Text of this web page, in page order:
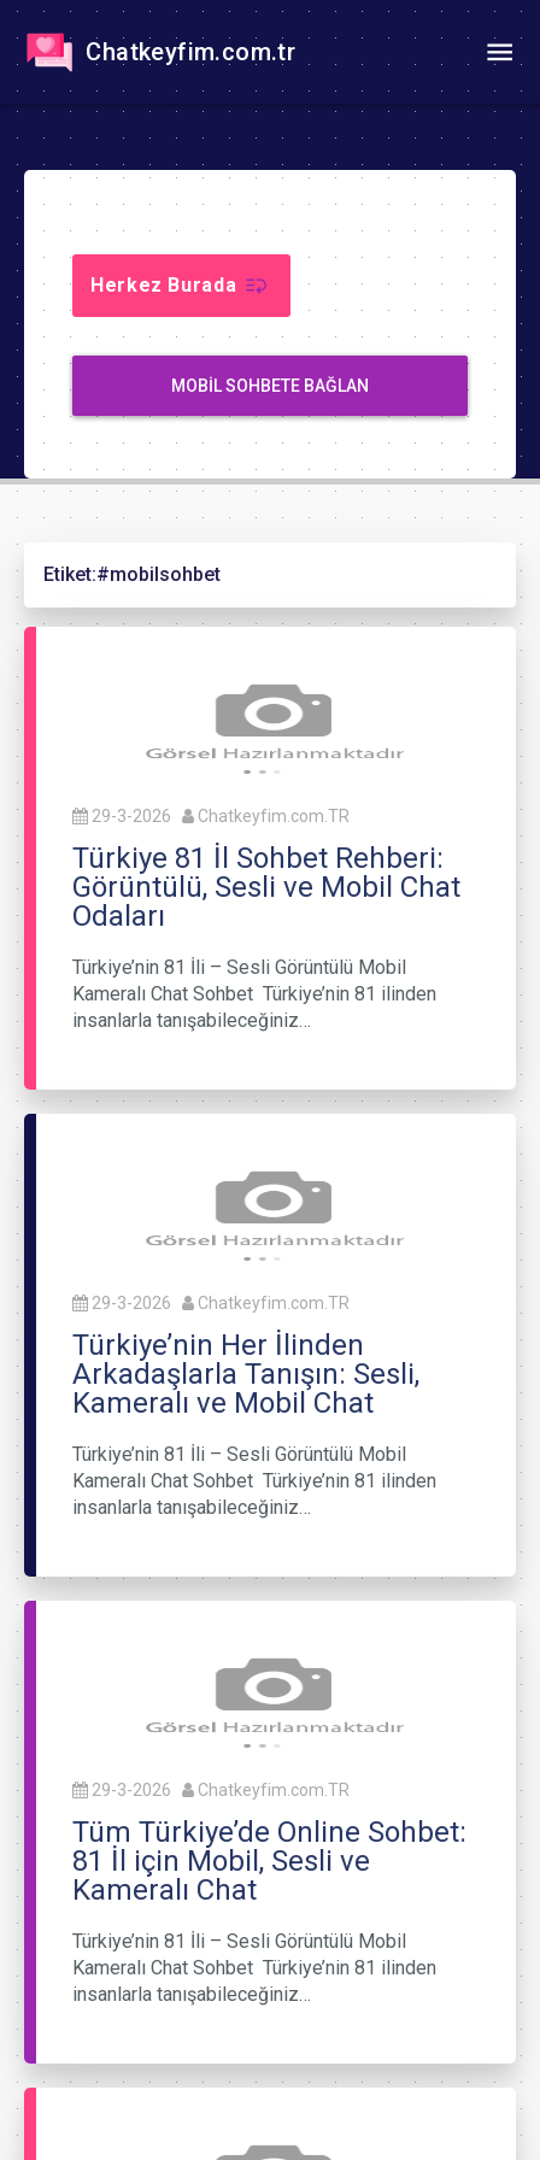
Chatkeyfim.com.tr
Herkez Burada
MOBIL SOHBETE BAĞLAN
Etiket:#mobilsohbet
29-3-2026 Chatkeyfim.com.TR
Türkiye 81 İl Sohbet Rehberi:
Görüntülü, Sesli ve Mobil Chat
Odaları
Türkiye’nin 81 İli – Sesli Görüntülü Mobil
Kameralı Chat Sohbet Türkiye’nin 81 ilinden
insanlarla tanışabileceğiniz…
29-3-2026 Chatkeyfim.com.TR
Türkiye’nin Her İlinden
Arkadaşlarla Tanışın: Sesli,
Kameralı ve Mobil Chat
Türkiye’nin 81 İli – Sesli Görüntülü Mobil
Kameralı Chat Sohbet Türkiye’nin 81 ilinden
insanlarla tanışabileceğiniz…
29-3-2026 Chatkeyfim.com.TR
Tüm Türkiye’de Online Sohbet:
81 İl için Mobil, Sesli ve
Kameralı Chat
Türkiye’nin 81 İli – Sesli Görüntülü Mobil
Kameralı Chat Sohbet Türkiye’nin 81 ilinden
insanlarla tanışabileceğiniz…